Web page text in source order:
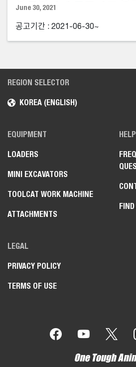
June 30, 2021
공고기간 : 2021-06-30~
REGION SELECTOR
KOREA (ENGLISH)
EQUIPMENT
LOADERS
MINI EXCAVATORS
TOOLCAT WORK MACHINE
ATTACHMENTS
LEGAL
PRIVACY POLICY
TERMS OF USE